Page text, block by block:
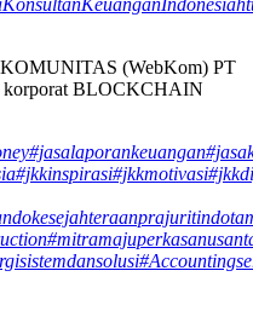
(WebKom) PT
BLOCKCHAIN
#jasalaporankeuangan
#jkkinspirasi#jkkmotivasi